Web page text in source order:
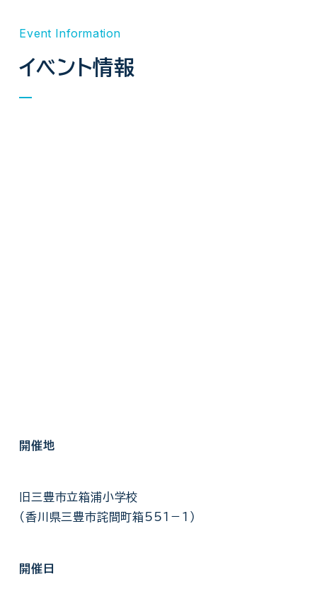
Event Information
イベント情報
開催地
旧三豊市立箱浦小学校
(香川県三豊市詫間町箱551－1)
開催日